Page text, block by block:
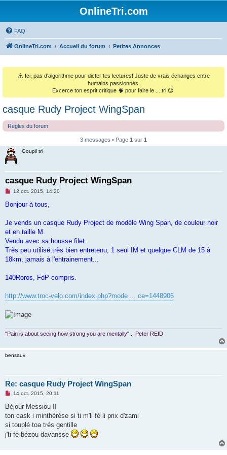
OnlineTri.com
FAQ
OnlineTri.com Accueil du forum Petites Annonces
⚠️ Ici, pas d'algorithme pour dicter tes lectures! Juste de vrais échanges entre
humains passionnés.
Excerce ton esprit critique 🧠 pour faire le ... tri 😉.
casque Rudy Project WingSpan
Règles du forum
3 messages • Page 1 sur 1
Goupil tri
casque Rudy Project WingSpan
M
s
g
n
o
l
u
12 oct. 2015, 14:20
Bonjour à tous,
Je vends un casque Rudy Project de modèle Wing Span, de couleur noir
et en taille M.
Vendu avec sa housse filet.
Très peu utilisé,très bien entretenu, 1 seul IM et quelque CLM de 15 à
18km, jamais à l'entrainement...
140Roros, FdP compris.
http://www.troc-velo.com/index.php?mode ... ce=1448906
"Pain is about seeing how strong you are mentally"... Peter REID
bensauv
Re: casque Rudy Project WingSpan
M
s
s
a
g
n
14 oct. 2015, 20:11
Béjour Messiou !!
ton cask i minthérése si ti m'li fé li prix d'zami
si touplé toa trés gentille
j'ti fé bézou davansse